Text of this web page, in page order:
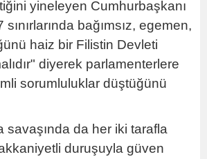
yineleyen Cumhurbaşkanı
bağımsız, egemen,
haiz bir Filistin Devleti
diyerek parlamenterlere
sorumluluklar düştüğünü
savaşında da her iki tarafla
duruşuyla güven